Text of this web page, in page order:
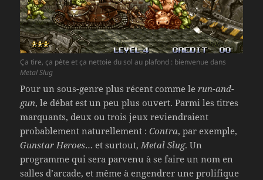
Ça tire, ça pète et ça nettoie du sol au plafond : bienvenue dans
Metal Slug
Pour un sous-genre plus récent comme lerun-and-
gun, le débat est un peu plus ouvert. Parmi les titres
marquants, deux ou trois jeux reviendraient
probablement naturellement :Contra, par exemple,
Gunstar Heroes… et surtout, Metal Slug. Un
programme qui sera parvenu à se faire un nom en
salles d’arcade, et même à engendrer une prolifique